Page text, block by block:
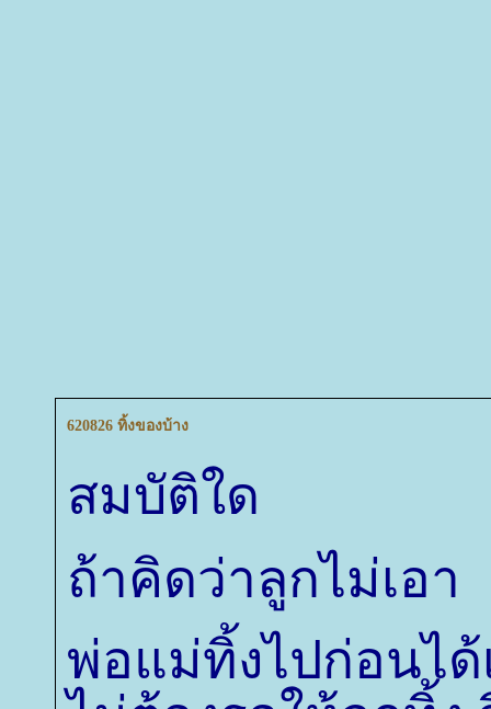
620826 ทิ้งของบ้าง
สมบัติใด
ถ้าคิดว่าลูกไม่เอา
พ่อแม่ทิ้งไปก่อนไ